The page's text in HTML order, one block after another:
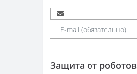
Защита от роботов